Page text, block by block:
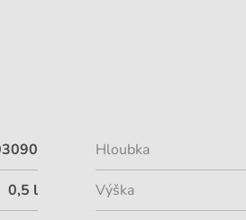
0,5 l
Hloubka
Výška